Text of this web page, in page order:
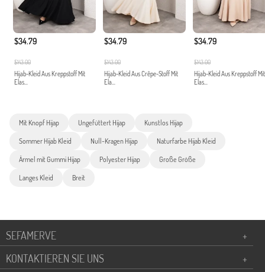
$34.79
$143.00
Hijab-Kleid Aus Kreppstoff Mit
Elas...
$34.79
$143.00
Hijab-Kleid Aus Crêpe-Stoff Mit
Ela...
$34.79
$143.00
Hijab-Kleid Aus Kreppstoff Mit
Elas...
Mit Knopf Hijap Ungefüttert Hijap Kunstlos Hijap
Sommer Hijab Kleid Null-Kragen Hijap Naturfarbe Hijab Kleid
Ärmel mit Gummi Hijap Polyester Hijap Große Größe
Langes Kleid Breit
SEFAMERVE
+
KONTAKTIEREN SIE UNS
+